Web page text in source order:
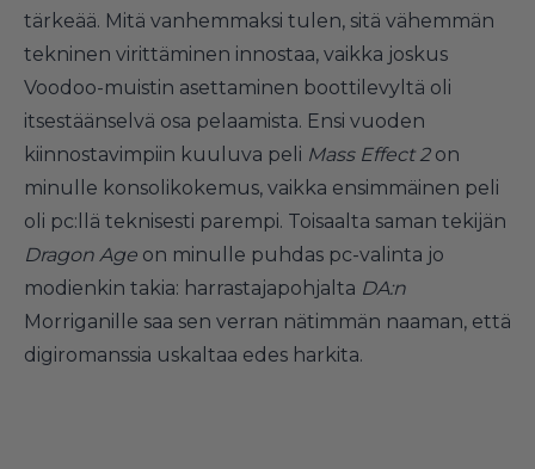
tärkeää. Mitä vanhemmaksi tulen, sitä vähemmän
tekninen virittäminen innostaa, vaikka joskus
Voodoo-muistin asettaminen boottilevyltä oli
itsestäänselvä osa pelaamista. Ensi vuoden
kiinnostavimpiin kuuluva peli Mass Effect 2on
minulle konsolikokemus, vaikka ensimmäinen peli
oli pc:llä teknisesti parempi. Toisaalta saman tekijän
Dragon Age on minulle puhdas pc-valinta jo
modienkin takia: harrastajapohjalta DA:n
Morriganille saa sen verran nätimmän naaman, että
digiromanssia uskaltaa edes harkita.